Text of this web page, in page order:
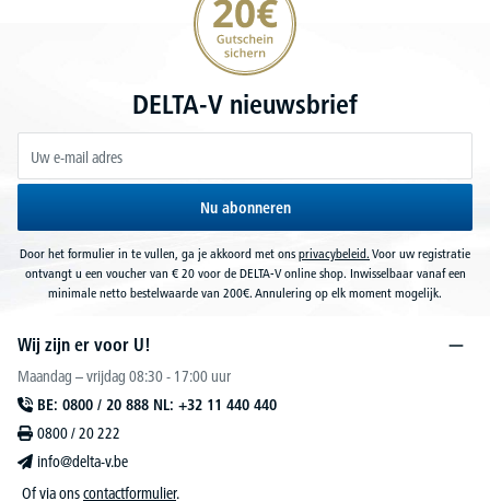
DELTA-V nieuwsbrief
Nu abonneren
Door het formulier in te vullen, ga je akkoord met ons privacybeleid. Voor uw registratie
ontvangt u een voucher van € 20 voor de DELTA-V online shop. Inwisselbaar vanaf een
minimale netto bestelwaarde van 200€. Annulering op elk moment mogelijk.
Wij zijn er voor U!
Maandag – vrijdag 08:30 - 17:00 uur
BE: 0800 / 20 888 NL: +32 11 440 440
0800 / 20 222
info@delta-v.be
Of via onscontactformulier.